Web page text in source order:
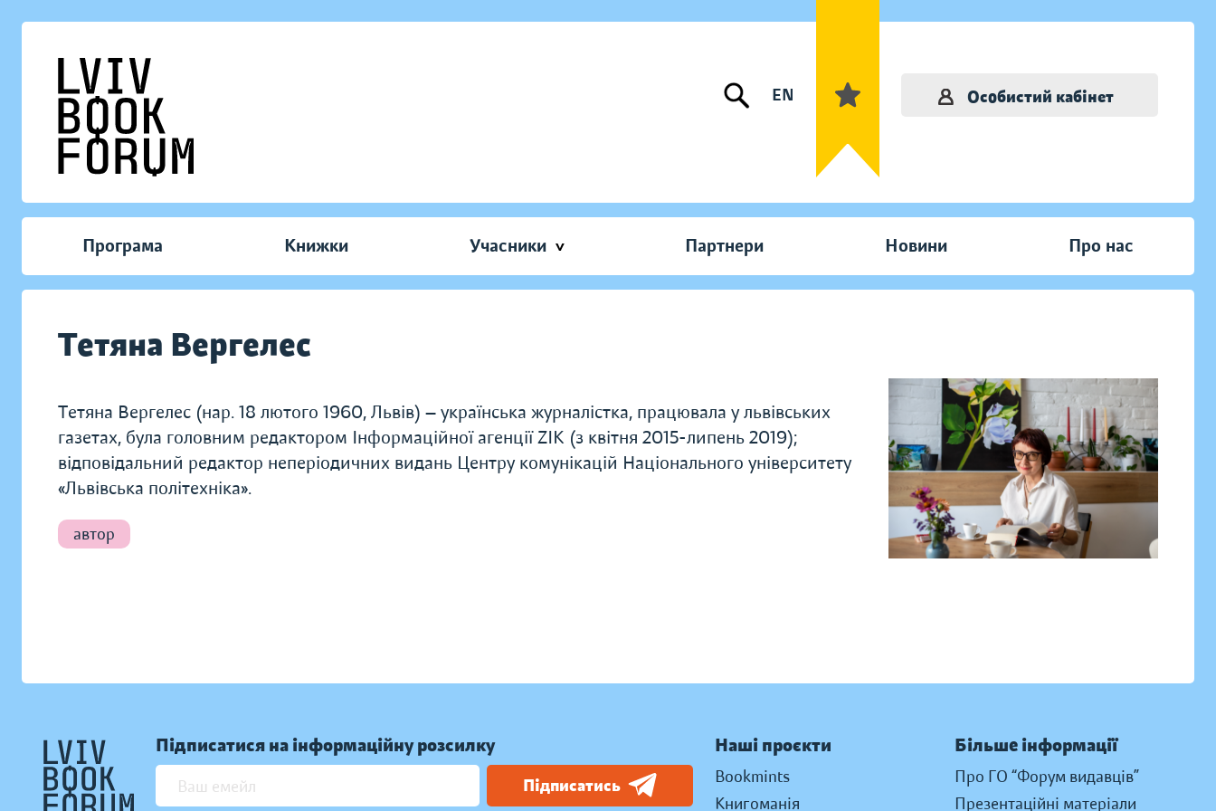
EN Особистий кабінет
Програма Книжки Учасники Партнери Новини Про нас
Тетяна Вергелес
Тетяна Вергелес (нар. 18 лютого 1960, Львів) — українська журналістка, працювала у львівських
газетах, була головним редактором Інформаційної агенції ZIK (з квітня 2015-липень 2019);
відповідальний редактор неперіодичних видань Центру комунікацій Національного університету
«Львівська політехніка».
автор
Підписатися на інформаційну розсилку
Підписатись
Наші проєкти
Bookmints
Книгоманія
Більше інформації
Про ГО “Форум видавців”
Презентаційні матеріали